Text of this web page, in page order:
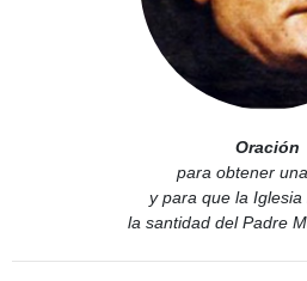
Oración
para obtener
y para que la Iglesia
la santidad del Padre